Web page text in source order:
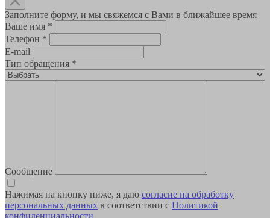
Заполните форму, и мы свяжемся с Вами в ближайшее время
Ваше имя *
Телефон *
E-mail
Тип обращения *
Сообщение
Нажимая на кнопку ниже, я даю согласие на обработку
персональных данных в соответствии с Политикой